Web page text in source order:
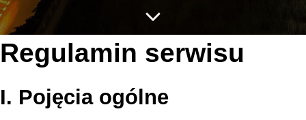
Regulamin serwisu
I. Pojęcia ogólne